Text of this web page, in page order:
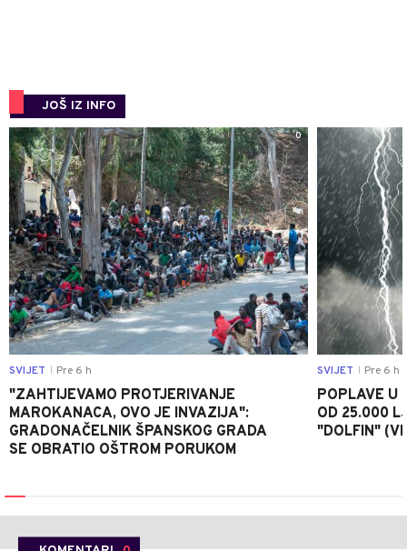
JOŠ IZ INFO
0
SVIJET Pre 6 h
"ZAHTIJEVAMO PROTJERIVANJE
MAROKANACA, OVO JE INVAZIJA":
GRADONAČELNIK ŠPANSKOG GRADA
SE OBRATIO OŠTROM PORUKOM
SVIJET Pre 6 h
POPLAVE U
OD 25.000
"DOLFIN"